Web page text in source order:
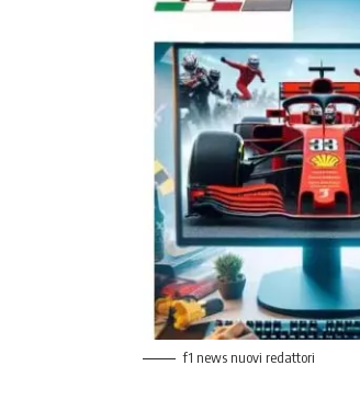
f1 news nuovi redattori